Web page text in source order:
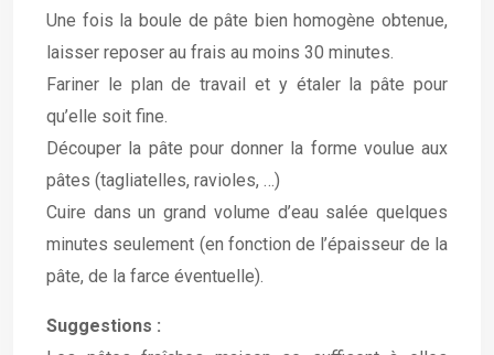
Une fois la boule de pâte bien homogène obtenue,
laisser reposer au frais au moins 30 minutes.
Fariner le plan de travail et y étaler la pâte pour
qu’elle soit fine.
Découper la pâte pour donner la forme voulue aux
pâtes (tagliatelles, ravioles, …)
Cuire dans un grand volume d’eau salée quelques
minutes seulement (en fonction de l’épaisseur de la
pâte, de la farce éventuelle).
Suggestions :